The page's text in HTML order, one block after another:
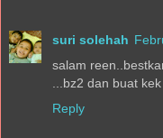
suri solehah
salam
...bz2 dan buat
Reply